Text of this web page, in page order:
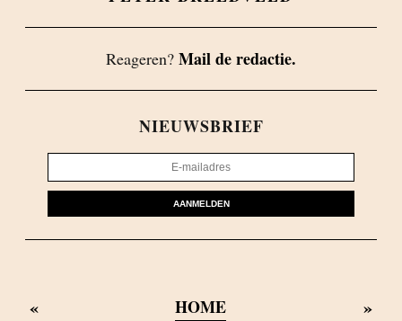
Reageren? Mail de redactie.
NIEUWSBRIEF
AANMELDEN
« HOME »